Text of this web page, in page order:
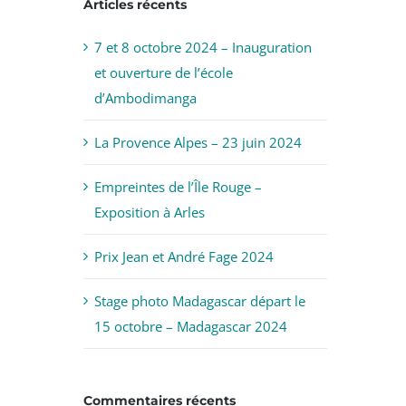
Articles récents
7 et 8 octobre 2024 – Inauguration
et ouverture de l’école
d’Ambodimanga
La Provence Alpes – 23 juin 2024
Empreintes de l’Île Rouge –
Exposition à Arles
Prix Jean et André Fage 2024
Stage photo Madagascar départ le
15 octobre – Madagascar 2024
Commentaires récents